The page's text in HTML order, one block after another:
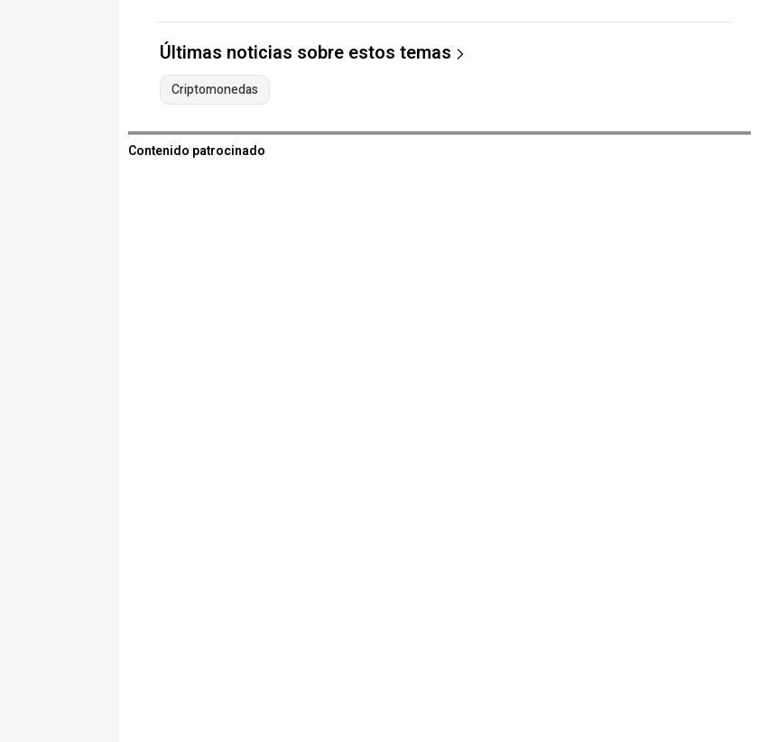
Últimas noticias sobre estos temas
Criptomonedas
Contenido patrocinado